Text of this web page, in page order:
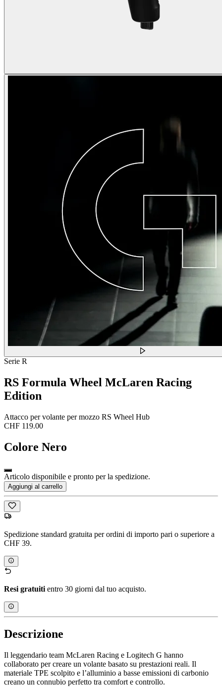
Serie R
RS Formula Wheel McLaren Racing
Edition
Attacco per volante per mozzo RS Wheel Hub
CHF 119.00
Colore Nero
Articolo disponibile e pronto per la spedizione.
Aggiungi al carrello
Spedizione standard gratuita per ordini di importo pari o superiore a
CHF 39.
Resi gratuiti entro 30 giorni dal tuo acquisto.
Descrizione
Il leggendario team McLaren Racing e Logitech G hanno
collaborato per creare un volante basato su prestazioni reali. Il
materiale TPE scolpito e l’alluminio a basse emissioni di carbonio
creano un connubio perfetto tra comfort e controllo.